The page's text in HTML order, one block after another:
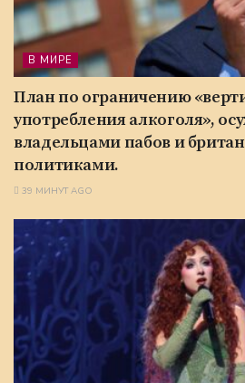
В МИРЕ
План по ограничению
употребления алкоголя»,
владельцами пабов и
политиками.
39 МИНУТ AGO